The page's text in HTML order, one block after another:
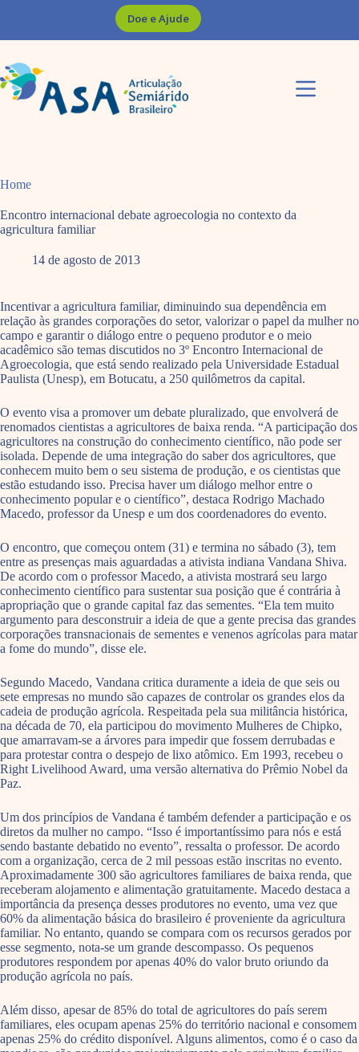
Doe e Ajude
Home
Encontro internacional debate agroecologia no contexto da
agricultura familiar
14 de agosto de 2013
Incentivar a agricultura familiar, diminuindo sua dependência em
relação às grandes corporações do setor, valorizar o papel da mulher no
campo e garantir o diálogo entre o pequeno produtor e o meio
acadêmico são temas discutidos no 3º Encontro Internacional de
Agroecologia, que está sendo realizado pela Universidade Estadual
Paulista (Unesp), em Botucatu, a 250 quilômetros da capital.
O evento visa a promover um debate pluralizado, que envolverá de
renomados cientistas a agricultores de baixa renda. “A participação dos
agricultores na construção do conhecimento científico, não pode ser
isolada. Depende de uma integração do saber dos agricultores, que
conhecem muito bem o seu sistema de produção, e os cientistas que
estão estudando isso. Precisa haver um diálogo melhor entre o
conhecimento popular e o científico”, destaca Rodrigo Machado
Macedo, professor da Unesp e um dos coordenadores do evento.
O encontro, que começou ontem (31) e termina no sábado (3), tem
entre as presenças mais aguardadas a ativista indiana Vandana Shiva.
De acordo com o professor Macedo, a ativista mostrará seu largo
conhecimento científico para sustentar sua posição que é contrária à
apropriação que o grande capital faz das sementes. “Ela tem muito
argumento para desconstruir a ideia de que a gente precisa das grandes
corporações transnacionais de sementes e venenos agrícolas para matar
a fome do mundo”, disse ele.
Segundo Macedo, Vandana critica duramente a ideia de que seis ou
sete empresas no mundo são capazes de controlar os grandes elos da
cadeia de produção agrícola. Respeitada pela sua militância histórica,
na década de 70, ela participou do movimento Mulheres de Chipko,
que amarravam-se a árvores para impedir que fossem derrubadas e
para protestar contra o despejo de lixo atômico. Em 1993, recebeu o
Right Livelihood Award, uma versão alternativa do Prêmio Nobel da
Paz.
Um dos princípios de Vandana é também defender a participação e os
diretos da mulher no campo. “Isso é importantíssimo para nós e está
sendo bastante debatido no evento”, ressalta o professor. De acordo
com a organização, cerca de 2 mil pessoas estão inscritas no evento.
Aproximadamente 300 são agricultores familiares de baixa renda, que
receberam alojamento e alimentação gratuitamente. Macedo destaca a
importância da presença desses produtores no evento, uma vez que
60% da alimentação básica do brasileiro é proveniente da agricultura
familiar. No entanto, quando se compara com os recursos gerados por
esse segmento, nota-se um grande descompasso. Os pequenos
produtores respondem por apenas 40% do valor bruto oriundo da
produção agrícola no país.
Além disso, apesar de 85% do total de agricultores do país serem
familiares, eles ocupam apenas 25% do território nacional e consomem
apenas 25% do crédito disponível. Alguns alimentos, como é o caso da